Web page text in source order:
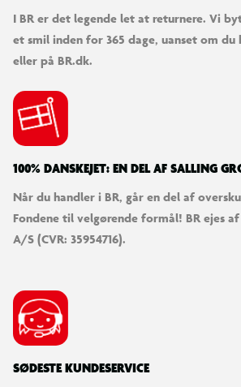
I BR er det legende let at returnere. Vi
et smil inden for 365 dage, uanset om
eller på BR.dk.
100% DANSKEJET: EN DEL AF SALLING
Når du handler i BR, går en del af
Fondene til velgørende formål! BR ejes af
A/S (CVR: 35954716).
SØDESTE KUNDESERVICE